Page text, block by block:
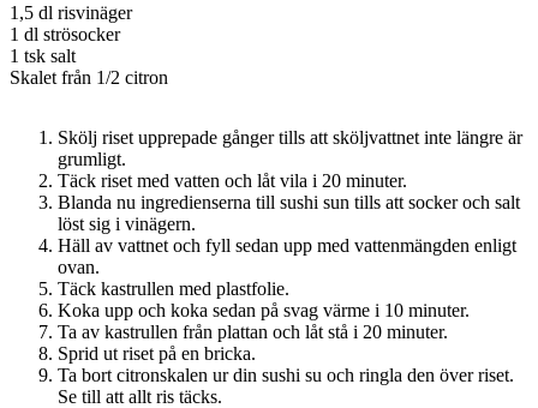
1,5 dl risvinäger
1 dl strösocker
1 tsk salt
Skalet från 1/2 citron
Skölj riset upprepade gånger tills att sköljvattnet inte längre är
grumligt.
Täck riset med vatten och låt vila i 20 minuter.
Blanda nu ingredienserna till sushi sun tills att socker och salt
löst sig i vinägern.
Häll av vattnet och fyll sedan upp med vattenmängden enligt
ovan.
Täck kastrullen med plastfolie.
Koka upp och koka sedan på svag värme i 10 minuter.
Ta av kastrullen från plattan och låt stå i 20 minuter.
Sprid ut riset på en bricka.
Ta bort citronskalen ur din sushi su och ringla den över riset.
Se till att allt ris täcks.